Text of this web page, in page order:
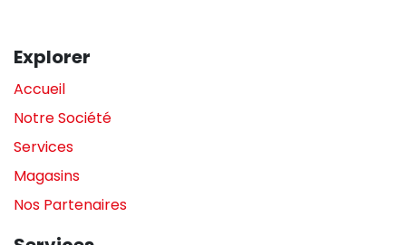
Explorer
Accueil
Notre Société
Services
Magasins
Nos Partenaires